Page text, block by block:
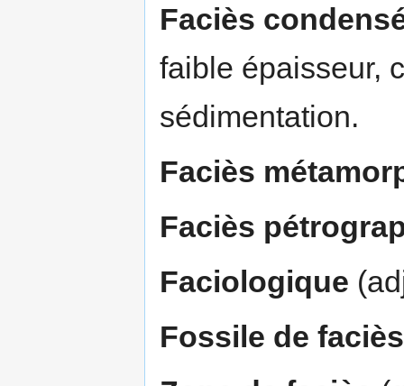
Faciès
faible épaisseur,
sédimentation.
Faciès
Faciès
Faciologique
Fossile de faciès